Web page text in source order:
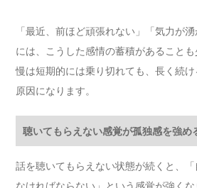
「最近、前ほど頑張れない」「気力が
には、こうした感情の蓄積があること
慢は短期的には乗り切れても、長く続
原因になります。
聴いてもらえない感覚が孤独感を強め
話を聴いてもらえない状態が続くと、